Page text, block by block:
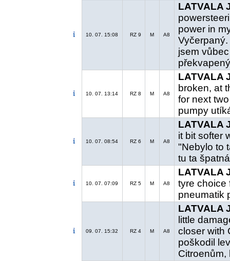
10. 07. 15:08 RZ 9 M A8
LATVALA
power in
jsem
10. 07. 13:14 RZ 8 M A8
LATVALA
broken, at
for next
pumpy
10. 07. 08:54 RZ 6 M A8
LATVALA
it bit softer
"Nebylo to
tu ta
10. 07. 07:09 RZ 5 M A8
LATVALA
tyre choice
pneumatik
09. 07. 15:32 RZ 4 M A8
LATVALA
little
closer with
poškodil
Citroenům,